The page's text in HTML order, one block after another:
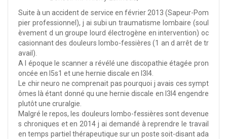
Suite à un accident de service en février 2013 (Sapeur-Pom
pier professionnel), j ai subi un traumatisme lombaire (soul
èvement d un groupe lourd électrogène en intervention) oc
casionnant des douleurs lombo-fessières (1 an d arrêt de tr
avail).
A l époque le scanner a révélé une discopathie étagée pron
oncée en l5s1 et une hernie discale en l3l4.
Le chir neuro ne comprenait pas pourquoi j avais ces sympt
ômes là étant donné qu une hernie discale en l3l4 engendre
plutôt une cruralgie.
Malgré le repos, les douleurs lombo-fessières sont devenue
s chroniques et en 2014 j ai demandé à reprendre le travail
en temps partiel thérapeutique sur un poste soit-disant ada